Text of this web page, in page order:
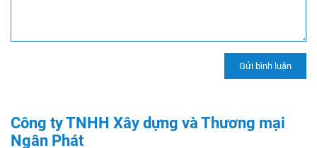
Công ty TNHH Xây dựng và Thương mại
Ngân Phát